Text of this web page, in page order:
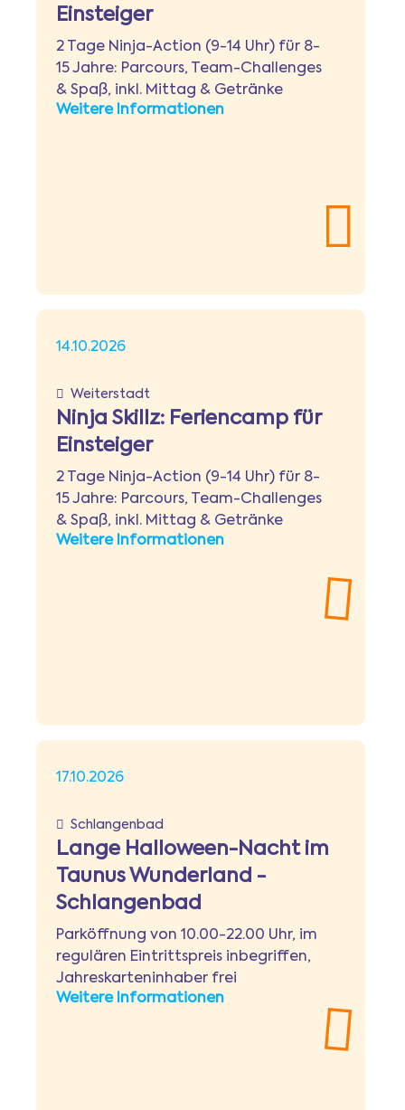
Einsteiger
2 Tage Ninja-Action (9-14 Uhr) für 8-
15 Jahre: Parcours, Team-Challenges
& Spaß, inkl. Mittag & Getränke
Weitere Informationen
14.10.2026
Weiterstadt
Ninja Skillz: Feriencamp für
Einsteiger
2 Tage Ninja-Action (9-14 Uhr) für 8-
15 Jahre: Parcours, Team-Challenges
& Spaß, inkl. Mittag & Getränke
Weitere Informationen
17.10.2026
Schlangenbad
Lange Halloween-Nacht im
Taunus Wunderland -
Schlangenbad
Parköffnung von 10.00-22.00 Uhr, im
regulären Eintrittspreis inbegriffen,
Jahreskarteninhaber frei
Weitere Informationen